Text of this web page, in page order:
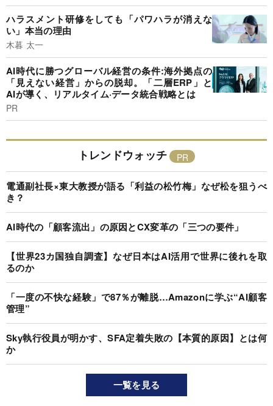
ハラスメント研修をしても「パワハラが消えな
い」本当の理由
木暮 太一
AI時代に勝つグローバル経営の条件:海外拠点の
「見えない経営」からの脱却。「二層ERP」と
AIが導く、リアルタイム·データ統合戦略とは
PR
トレンドウォッチ
電通副社長×東大教授が語る「利益の松竹梅」なぜ松を狙うべ
き？
AI時代の「顧客流出」の原因とCX変革の「三つの要件」
【世界23カ国独自調査】なぜ日本はAI活用で世界に後れを取
るのか
「一度の不快な経験」で87％が離脱…Amazonに学ぶ“AI顧客
管理”
Sky執行役員が明かす、SFA定着失敗の【本質的原因】とは何
か
一覧を見る